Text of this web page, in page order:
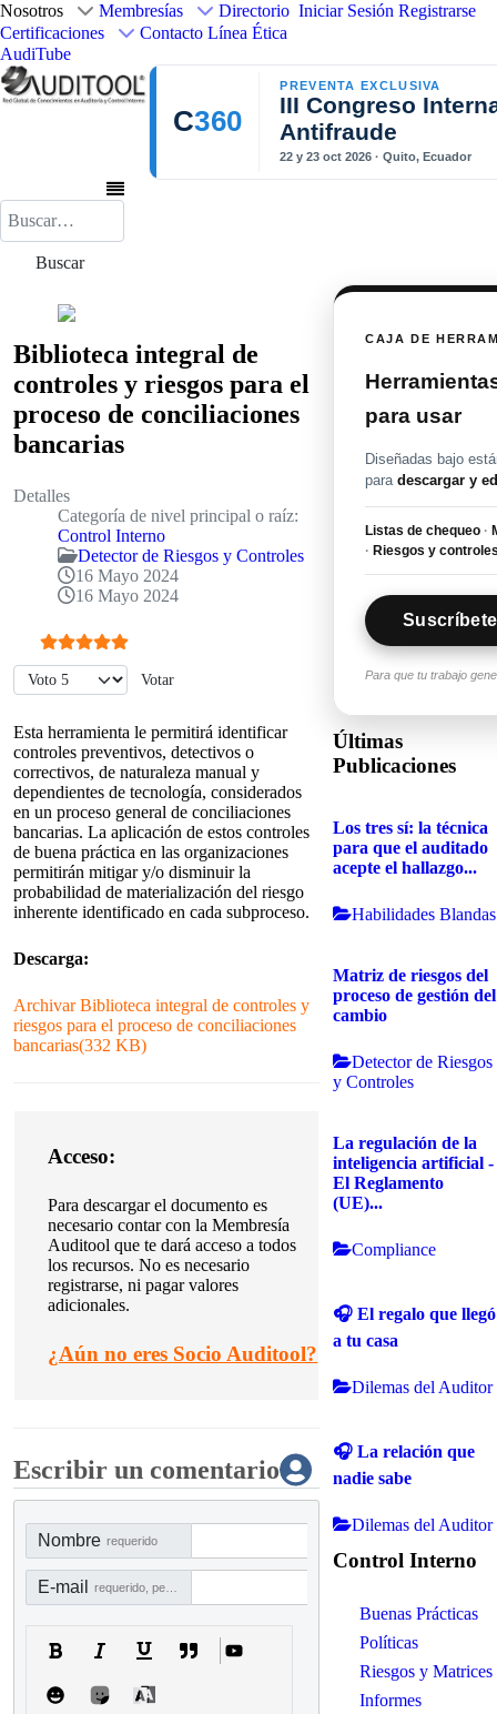
Nosotros Membresías
Directorio
Certificaciones
Contacto Línea Ética
AudiTube
Iniciar Sesión Registrarse
C360
PREVENTA EXCLUSIVA
III Congreso
Antifraude
22 y 23 oct 2026 · Quito, Ecuador
Buscar
Buscar
Biblioteca integral de
controles y riesgos para el
proceso de conciliaciones
bancarias
Detalles
Categoría de nivel principal o raíz:
Control Interno
Detector de Riesgos y Controles
16 Mayo 2024
16 Mayo 2024
Ratio:5/5
Por favor, vote
Esta herramienta le permitirá identificar
controles preventivos, detectivos o
correctivos, de naturaleza manual y
dependientes de tecnología, considerados
en un proceso general de conciliaciones
bancarias. La aplicación de estos controles
de buena práctica en las organizaciones
permitirán mitigar y/o disminuir la
probabilidad de materialización del riesgo
inherente identificado en cada subproceso.
Descarga:
ArchivarBiblioteca integral de controles y
riesgos para el proceso de conciliaciones
bancarias(332 KB)
Acceso:
Para descargar el documento es
necesario contar con la Membresía
Auditool que te dará acceso a todos
los recursos. No es necesario
registrarse, ni pagar valores
adicionales.
¿Aún no eres Socio Auditool?
Escribir un comentario
Nombre requerido
E-mail
CAJA DE
para usar
Diseñadas bajo
paradescargar y
Listas de chequeo ·
· Riesgos y
Para que tu trabajo
Últimas
Publicaciones
Los tres sí: la técnica
para que el auditado
acepte el hallazgo...
Habilidades Blandas
Matriz de riesgos del
proceso de gestión del
cambio
Detector de Riesgos
y Controles
La regulación de la
inteligencia artificial -
El Reglamento
(UE)...
Compliance
🎧 El regalo que llegó
a tu casa
Dilemas del Auditor
🎧 La relación que
nadie sabe
Dilemas del Auditor
Control Interno
Buenas Prácticas
Políticas
Riesgos y Matrices
Informes